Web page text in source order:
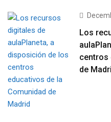
Los
centros
de